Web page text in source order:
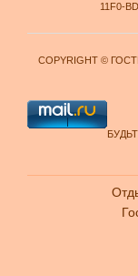
11F0-
COPYRIGHT ©